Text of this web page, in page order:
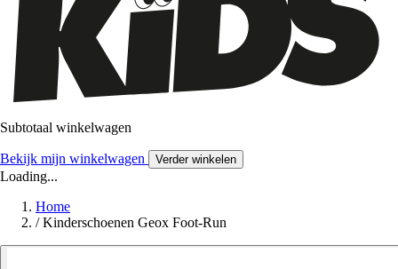
Subtotaal winkelwagen
Bekijk mijn winkelwagen Verder winkelen
Loading...
Home
/ Kinderschoenen Geox Foot-Run